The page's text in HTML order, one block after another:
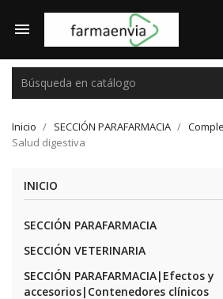

Inicio SECCIÓN PARAFARMACIA
Salud digestiva
INICIO
SECCIÓN PARAFARMACIA
SECCIÓN VETERINARIA
SECCIÓN PARAFARMACIA|Efectos y
accesorios|Contenedores clínicos